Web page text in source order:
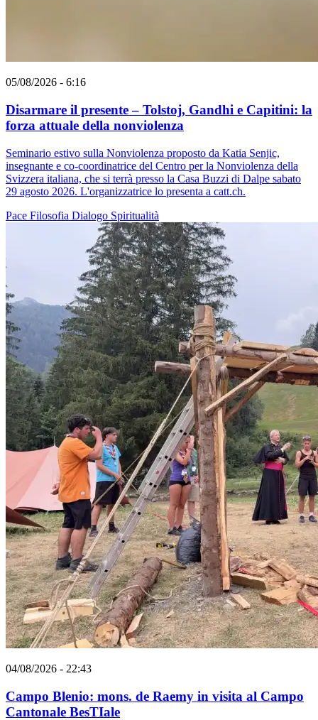
05/08/2026 - 6:16
Disarmare il presente – Tolstoj, Gandhi e Capitini: la
forza attuale della nonviolenza
Seminario estivo sulla Nonviolenza proposto da Katia Senjic,
insegnante e co-coordinatrice del Centro per la Nonviolenza della
Svizzera italiana, che si terrà presso la Casa Buzzi di Dalpe sabato
29 agosto 2026. L'organizzatrice lo presenta a catt.ch.
Pace Filosofia Dialogo Spiritualità
04/08/2026 - 22:43
Campo Blenio: mons. de Raemy in visita al Campo
Cantonale BesTIale